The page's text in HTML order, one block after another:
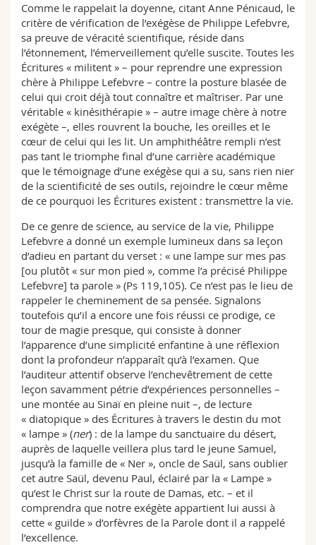
Comme le rappelait la doyenne, citant Anne Pénicaud, le
critère de vérification de l’exégèse de Philippe Lefebvre,
sa preuve de véracité scientifique, réside dans
l’étonnement, l’émerveillement qu’elle suscite. Toutes les
Écritures « militent » – pour reprendre une expression
chère à Philippe Lefebvre – contre la posture blasée de
celui qui croit déjà tout connaître et maîtriser. Par une
véritable « kinésithérapie » – autre image chère à notre
exégète –, elles rouvrent la bouche, les oreilles et le
cœur de celui qui les lit. Un amphithéâtre rempli n’est
pas tant le triomphe final d’une carrière académique
que le témoignage d’une exégèse qui a su, sans rien nier
de la scientificité de ses outils, rejoindre le cœur même
de ce pourquoi les Écritures existent : transmettre la vie.
De ce genre de science, au service de la vie, Philippe
Lefebvre a donné un exemple lumineux dans sa leçon
d’adieu en partant du verset : « une lampe sur mes pas
[ou plutôt « sur mon pied », comme l’a précisé Philippe
Lefebvre] ta parole » (Ps 119,105). Ce n’est pas le lieu de
rappeler le cheminement de sa pensée. Signalons
toutefois qu’il a encore une fois réussi ce prodige, ce
tour de magie presque, qui consiste à donner
l’apparence d’une simplicité enfantine à une réflexion
dont la profondeur n’apparaît qu’à l’examen. Que
l’auditeur attentif observe l’enchevêtrement de cette
leçon savamment pétrie d’expériences personnelles –
une montée au Sinaï en pleine nuit –, de lecture
« diatopique » des Écritures à travers le destin du mot
« lampe » (ner) : de la lampe du sanctuaire du désert,
auprès de laquelle veillera plus tard le jeune Samuel,
jusqu’à la famille de « Ner », oncle de Saül, sans oublier
cet autre Saül, devenu Paul, éclairé par la « Lampe »
qu’est le Christ sur la route de Damas, etc. – et il
comprendra que notre exégète appartient lui aussi à
cette « guilde » d’orfèvres de la Parole dont il a rappelé
l’excellence.